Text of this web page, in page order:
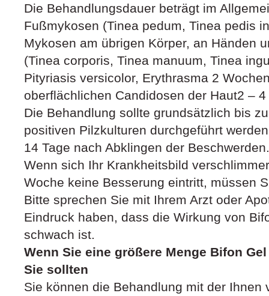
Die Behandlungsdauer beträgt im
Fußmykosen (Tinea pedum, Tinea pedis
Mykosen am übrigen Körper, an Händen
(Tinea corporis, Tinea manuum, Tinea
Pityriasis versicolor, Erythrasma 2
oberflächlichen Candidosen der Haut2 –
Die Behandlung sollte grundsätzlich bis
positiven Pilzkulturen durchgeführt
14 Tage nach Abklingen der Beschwerden.
Wenn sich Ihr Krankheitsbild
Woche keine Besserung eintritt, müssen
Bitte sprechen Sie mit Ihrem Arzt oder
Eindruck haben, dass die Wirkung von
schwach ist.
Wenn Sie eine größere Menge Bifon
Sie sollten
Sie können die Behandlung mit der Ihnen